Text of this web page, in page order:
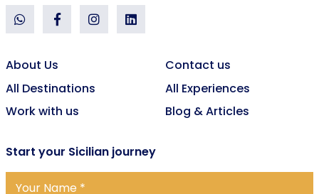
About Us
Contact us
All Destinations
All Experiences
Work with us
Blog & Articles
Start your Sicilian journey